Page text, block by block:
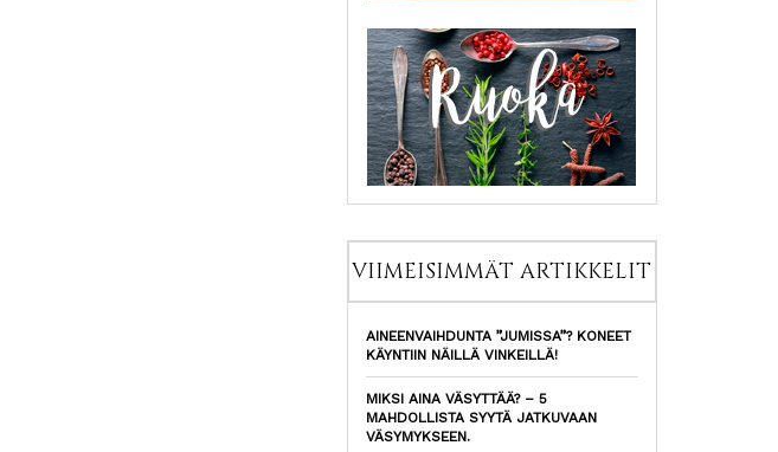
VIIMEISIMMÄT ARTIKKELIT
AINEENVAIHDUNTA ”JUMISSA”? KONEET
KÄYNTIIN NÄILLÄ VINKEILLÄ!
MIKSI AINA VÄSYTTÄÄ? – 5
MAHDOLLISTA SYYTÄ JATKUVAAN
VÄSYMYKSEEN.